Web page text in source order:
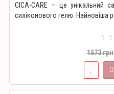
CICA-CARE – це унікальний
силіконового гелю. Найновіша
1573 грн